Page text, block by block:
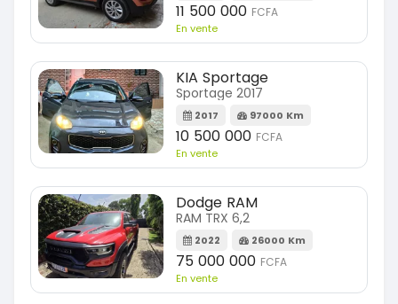
11 500 000 FCFA
En vente
KIA Sportage
Sportage 2017
2017 97000 Km
10 500 000 FCFA
En vente
Dodge RAM
RAM TRX 6,2
2022 26000 Km
75 000 000 FCFA
En vente